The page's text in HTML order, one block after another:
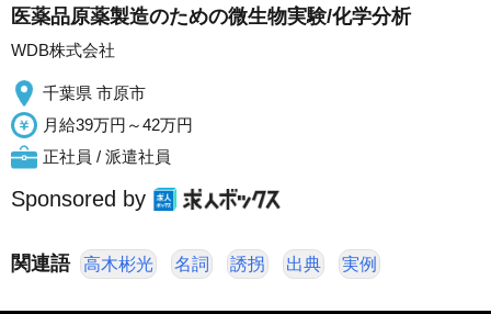
医薬品原薬製造のための微生物実験/化学分析
WDB株式会社
千葉県 市原市
月給39万円～42万円
正社員 / 派遣社員
Sponsored by
関連語 高木彬光 名詞 誘拐 出典 実例